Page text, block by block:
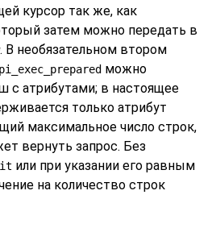
курсор так же, как
затем можно передать в
. В необязательном втором
можно
с атрибутами; в настоящее
только атрибут
максимальное число строк,
вернуть запрос. Без
или при указании его равным
на количество строк